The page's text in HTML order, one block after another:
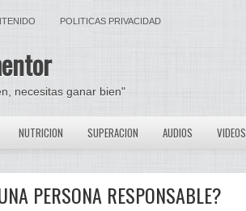
POLITICAS PRIVACIDAD
necesitas ganar bien"
NUTRICION SUPERACION AUDIOS VIDEOS
PERSONA RESPONSABLE?